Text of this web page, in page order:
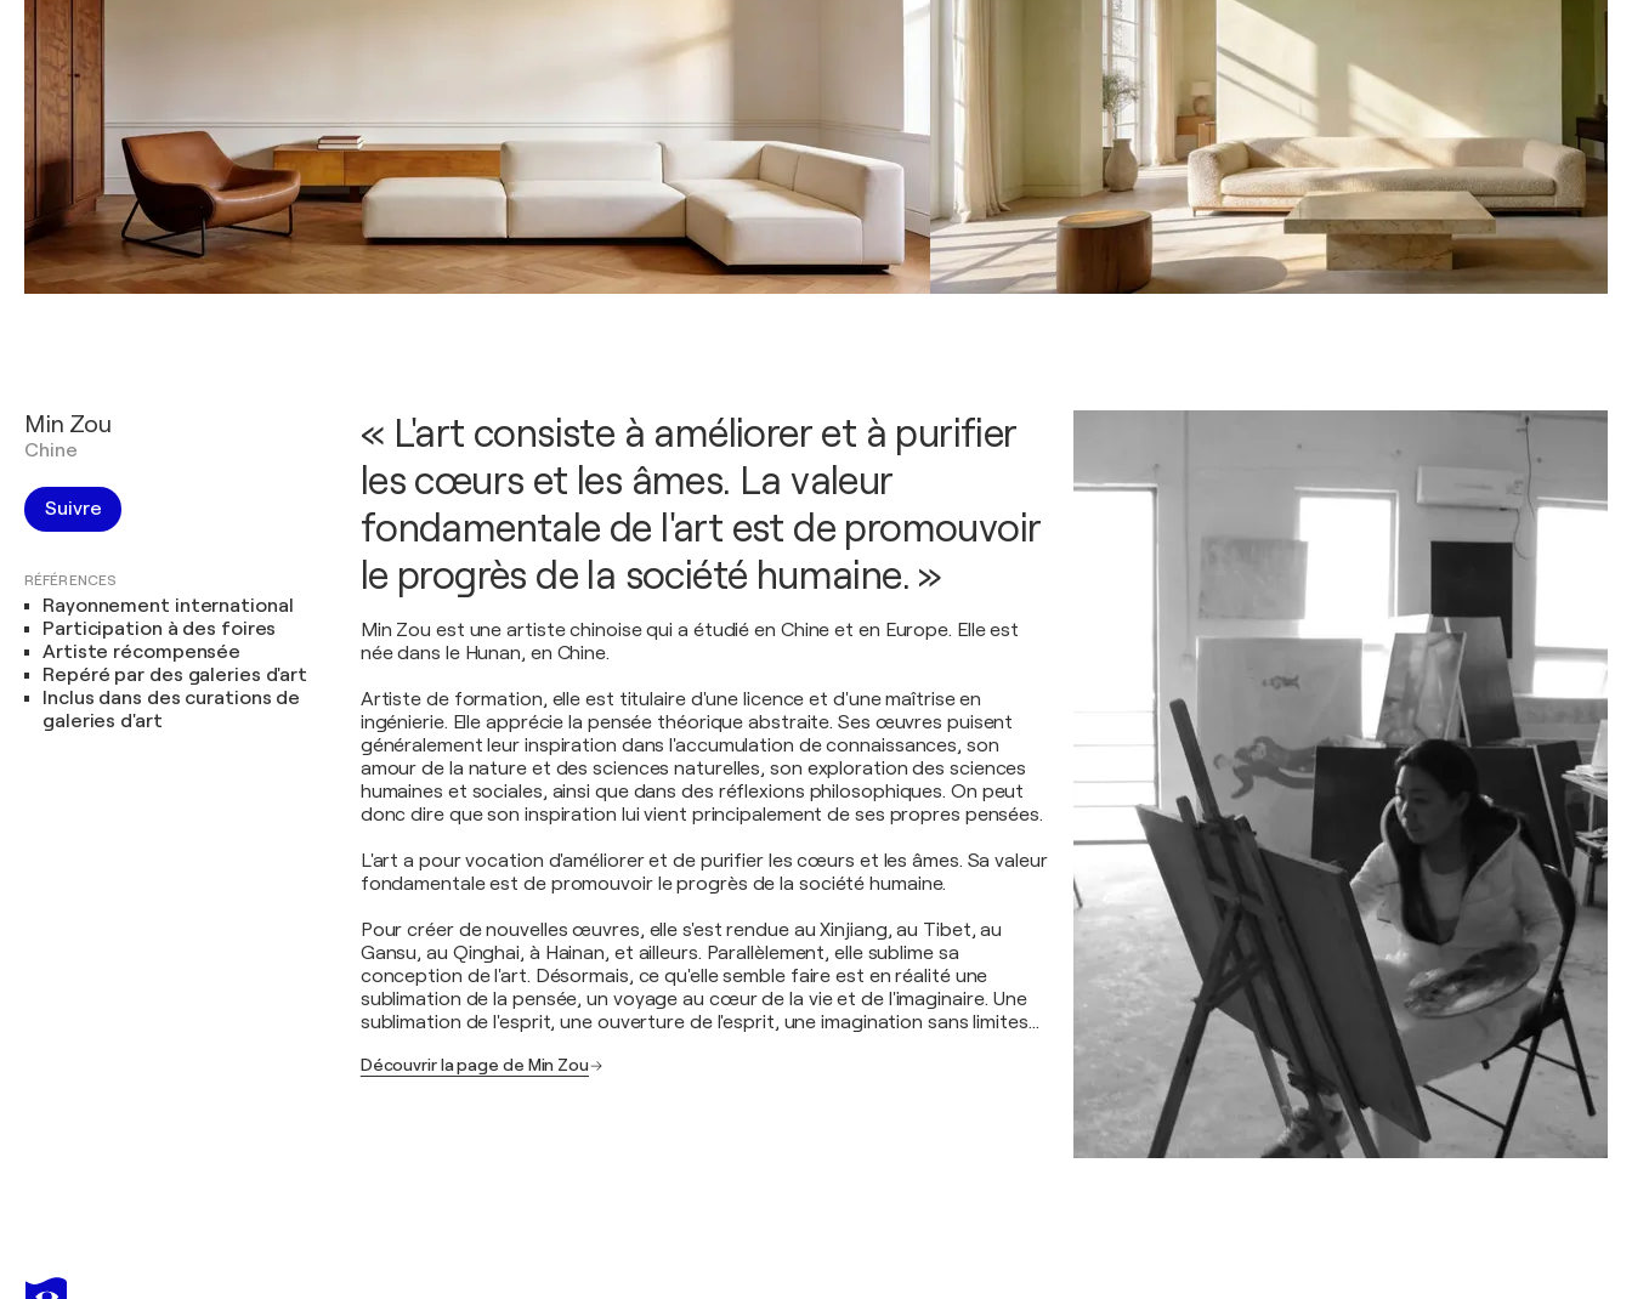
Min Zou
Chine
Suivre
RÉFÉRENCES
Rayonnement international
Participation à des foires
Artiste récompensée
Repéré par des galeries d'art
Inclus dans des curations de
galeries d'art
« L'art consiste à améliorer et à purifier
les cœurs et les âmes. La valeur
fondamentale de l'art est de promouvoir
le progrès de la société humaine. »
Min Zou est une artiste chinoise qui a étudié en Chine et en Europe. Elle est
née dans le Hunan, en Chine.
Artiste de formation, elle est titulaire d'une licence et d'une maîtrise en
ingénierie. Elle apprécie la pensée théorique abstraite. Ses œuvres puisent
généralement leur inspiration dans l'accumulation de connaissances, son
amour de la nature et des sciences naturelles, son exploration des sciences
humaines et sociales, ainsi que dans des réflexions philosophiques. On peut
donc dire que son inspiration lui vient principalement de ses propres pensées.
L'art a pour vocation d'améliorer et de purifier les cœurs et les âmes. Sa valeur
fondamentale est de promouvoir le progrès de la société humaine.
Pour créer de nouvelles œuvres, elle s'est rendue au Xinjiang, au Tibet, au
Gansu, au Qinghai, à Hainan, et ailleurs. Parallèlement, elle sublime sa
conception de l'art. Désormais, ce qu'elle semble faire est en réalité une
sublimation de la pensée, un voyage au cœur de la vie et de l'imaginaire. Une
sublimation de l'esprit, une ouverture de l'esprit, une imagination sans limites…
Découvrir la page de Min Zou